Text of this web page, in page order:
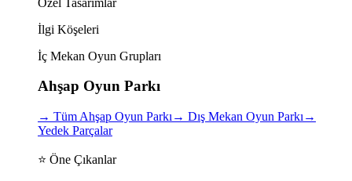
İlgi Köşeleri
İç Mekan Oyun Grupları
Ahşap Oyun Parkı
→ Tüm Ahşap Oyun Parkı → Dış Mekan Oyun Parkı →
Yedek Parçalar
⭐ Öne Çıkanlar